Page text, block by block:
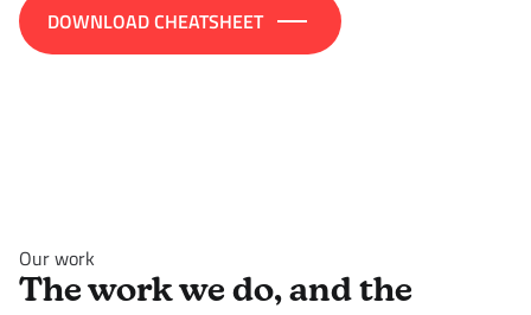
DOWNLOAD CHEATSHEET
Our work
The work we do, and the